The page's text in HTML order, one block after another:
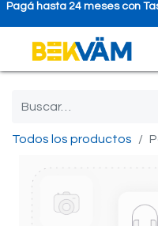
Pagá hasta 24 meses con
Todos los productos